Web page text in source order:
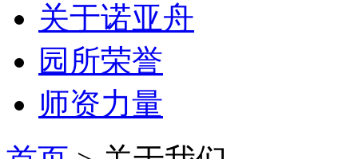
关于诺亚舟
园所荣誉
师资力量